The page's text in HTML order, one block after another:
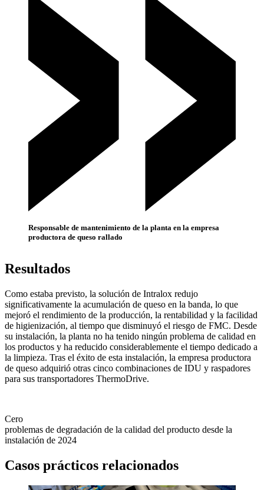
Responsable de mantenimiento de la planta en la empresa
productora de queso rallado
Resultados
Como estaba previsto, la solución de Intralox redujo
significativamente la acumulación de queso en la banda, lo que
mejoró el rendimiento de la producción, la rentabilidad y la facilidad
de higienización, al tiempo que disminuyó el riesgo de FMC. Desde
su instalación, la planta no ha tenido ningún problema de calidad en
los productos y ha reducido considerablemente el tiempo dedicado a
la limpieza. Tras el éxito de esta instalación, la empresa productora
de queso adquirió otras cinco combinaciones de IDU y raspadores
para sus transportadores ThermoDrive.
Cero
problemas de degradación de la calidad del producto desde la
instalación de 2024
Casos prácticos relacionados